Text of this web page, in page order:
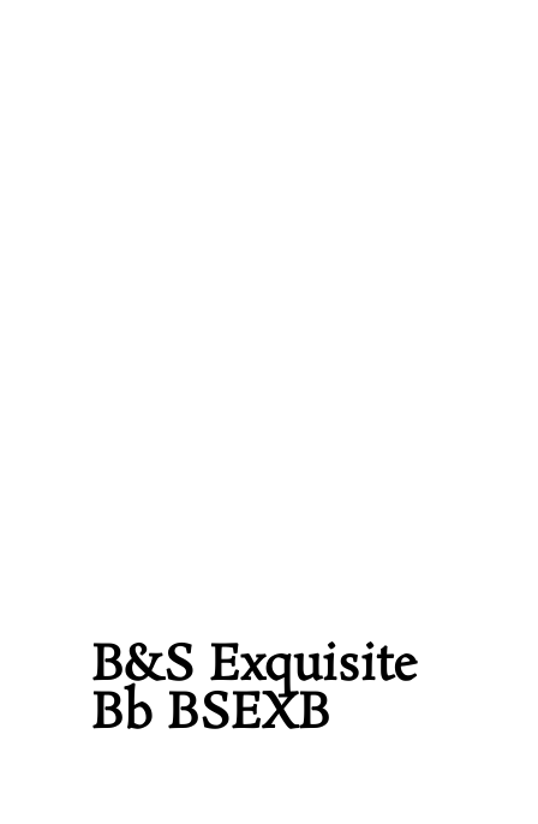
B&S Exquisite
Bb BSEXB